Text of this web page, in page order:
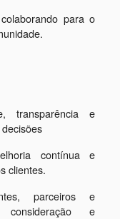
para o
transparência e
contínua e
clientes.
parceiros e
consideração e